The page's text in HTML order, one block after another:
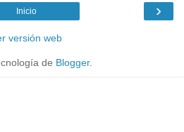
›
Inicio
versión web
de Blogger.